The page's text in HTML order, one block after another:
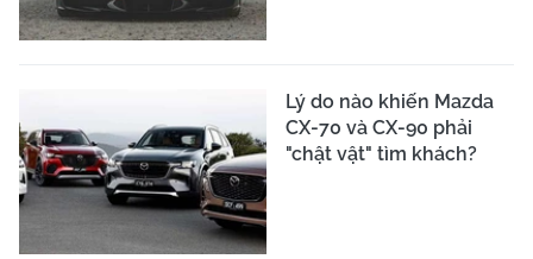
Lý do nào khiến Mazda
CX-70 và CX-90 phải
"chật vật" tìm khách?